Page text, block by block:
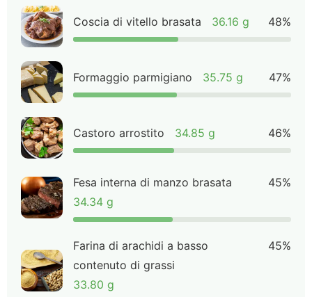
Coscia di vitello brasata 36.16 g 48%
Formaggio parmigiano 35.75 g 47%
Castoro arrostito 34.85 g 46%
Fesa interna di manzo brasata
34.34 g
45%
Farina di arachidi a basso
contenuto di grassi
33.80 g
45%